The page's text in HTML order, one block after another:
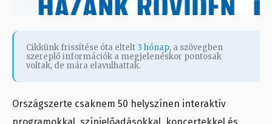
Cikkünk frissítése óta eltelt 3 hónap, a szövegben
szereplő információk a megjelenéskor pontosak
voltak, de mára elavulhattak.
Országszerte csaknem 50 helyszínen interaktív